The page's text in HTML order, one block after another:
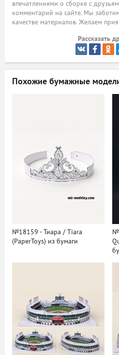
впечатлениями о сборке с
комментарий на сайте. Мы
качестве материалов. Желаем
Рассказать
Похожие бумажные
№18159 - Тиара / Tiara
(PaperToys) из бумаги